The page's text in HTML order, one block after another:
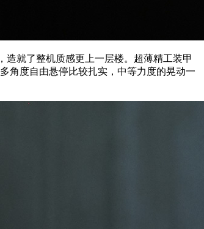
就了整机质感更上一层楼。超薄精工装甲
角度自由悬停比较扎实，中等力度的晃动一